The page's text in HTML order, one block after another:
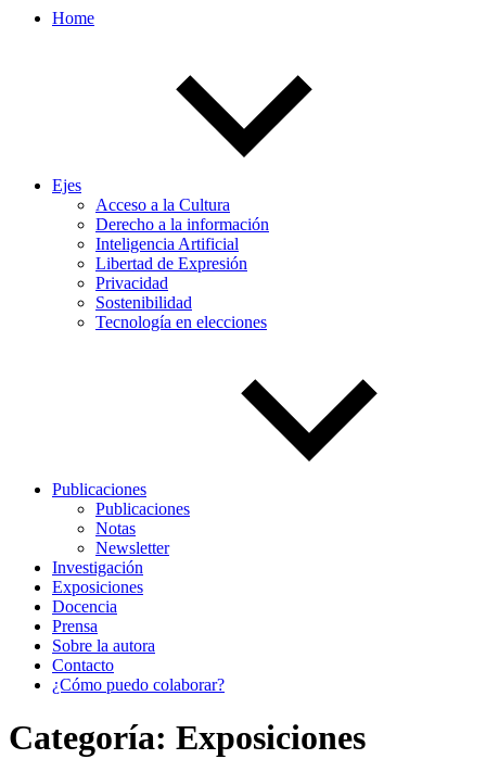
Home
Ejes
Acceso a la Cultura
Derecho a la información
Inteligencia Artificial
Libertad de Expresión
Privacidad
Sostenibilidad
Tecnología en elecciones
Publicaciones
Publicaciones
Notas
Newsletter
Investigación
Exposiciones
Docencia
Prensa
Sobre la autora
Contacto
¿Cómo puedo colaborar?
Categoría: Exposiciones